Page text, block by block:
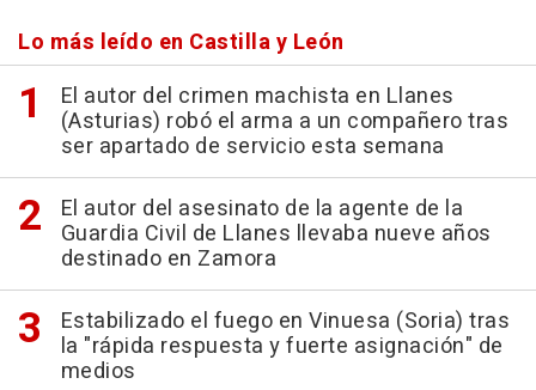
Lo más leído en Castilla y León
El autor del crimen machista en Llanes
(Asturias) robó el arma a un compañero tras
ser apartado de servicio esta semana
El autor del asesinato de la agente de la
Guardia Civil de Llanes llevaba nueve años
destinado en Zamora
Estabilizado el fuego en Vinuesa (Soria) tras
la "rápida respuesta y fuerte asignación" de
medios